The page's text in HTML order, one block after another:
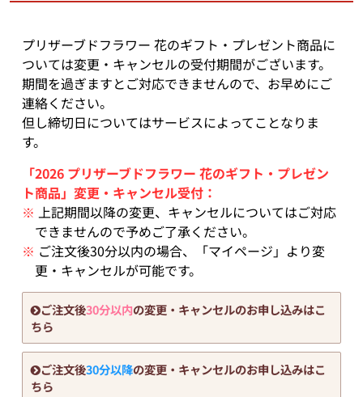
プリザーブドフラワー 花のギフト・プレゼント商品に
ついては変更・キャンセルの受付期間がございます。
期間を過ぎますとご対応できませんので、お早めにご
連絡ください。
但し締切日についてはサービスによってことなりま
す。
「2026 プリザーブドフラワー 花のギフト・プレゼン
ト商品」変更・キャンセル受付：
※ 上記期間以降の変更、キャンセルについてはご対応
できませんので予めご了承ください。
※ ご注文後30分以内の場合、「マイページ」より変
更・キャンセルが可能です。
ご注文後30分以内の変更・キャンセルのお申し込みはこ
ちら
ご注文後30分以降の変更・キャンセルのお申し込みはこ
ちら